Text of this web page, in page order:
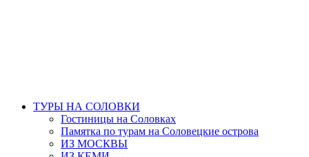
ТУРЫ НА СОЛОВКИ
Гостиницы на Соловках
Памятка по турам на Соловецкие острова
ИЗ МОСКВЫ